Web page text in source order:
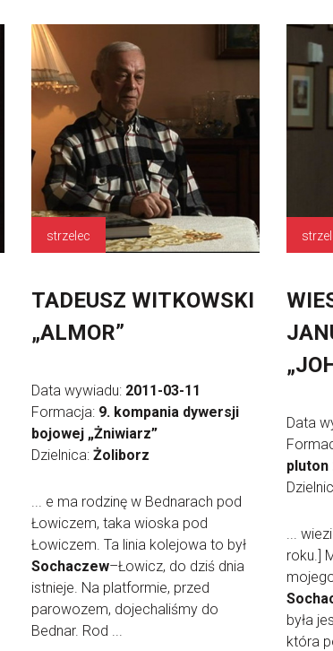
strzelec
TADEUSZ WITKOWSKI
„ALMOR”
Data wywiadu: 2011-03-11
Formacja: 9. kompania dywersji
bojowej „Żniwiarz”
Dzielnica: Żoliborz
... e ma rodzinę w Bednarach pod
Łowiczem, taka wioska pod
Łowiczem. Ta linia kolejowa to był
Sochaczew–Łowicz, do dziś dnia
istnieje. Na platformie, przed
parowozem, dojechaliśmy do
Bednar. Rod ...
Data
pluton
...
roku.]
była
która